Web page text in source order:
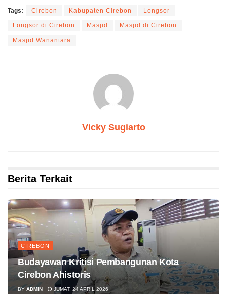
Tags: Cirebon Kabupaten Cirebon Longsor
Longsor di Cirebon Masjid Masjid di Cirebon
Masjid Wanantara
Vicky Sugiarto
Berita Terkait
CIREBON
Budayawan Kritisi Pembangunan Kota
Cirebon Ahistoris
BY ADMIN JUMAT, 24 APRIL 2026